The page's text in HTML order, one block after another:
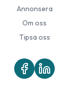
Annonsera
Om oss
Tipsa oss